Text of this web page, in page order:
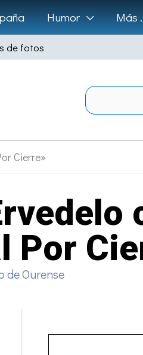
Humor Más
de fotos
Cierre»
Por
de Ourense